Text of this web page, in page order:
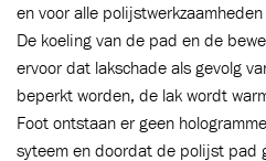
en voor alle
De koeling van de pad en de
ervoor dat lakschade als gevolg
beperkt worden, de lak wordt
Foot ontstaan er geen
syteem en doordat de polijst pad
Toegevoegd aan